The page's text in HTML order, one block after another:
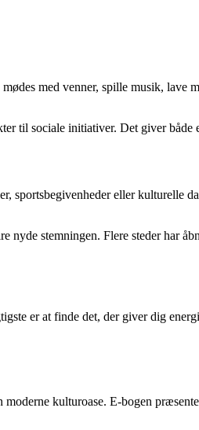
med venner, spille musik, lave
til sociale initiativer. Det giver
sportsbegivenheder eller kulturelle
stemningen. Flere steder har
er at finde det, der giver dig
kulturoase. E-bogen